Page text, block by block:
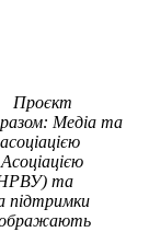
Проєкт
разом: Медіа та
та
підтримки